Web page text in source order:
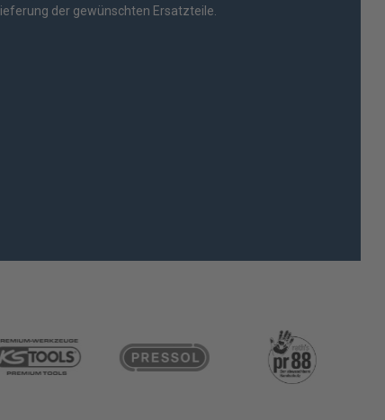
Lieferung der gewünschten Ersatzteile.